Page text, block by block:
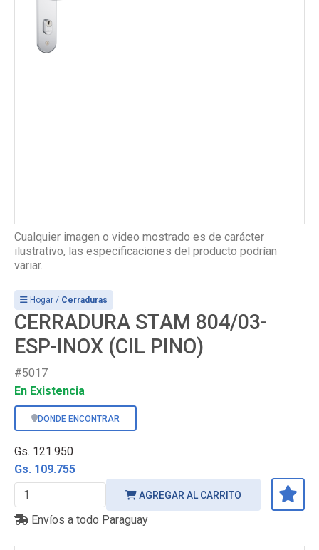
Cualquier imagen o video mostrado es de carácter
ilustrativo, las especificaciones del producto podrían
variar.
Hogar / Cerraduras
CERRADURA STAM 804/03-
ESP-INOX (CIL PINO)
#5017
En Existencia
DONDE ENCONTRAR
Gs. 121.950
Gs. 109.755
AGREGAR AL CARRITO
Envíos a todo Paraguay